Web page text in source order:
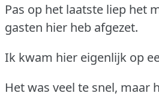
Pas op het laatste liep het
gasten hier heb afgezet.
Ik kwam hier eigenlijk op
Het was veel te snel, maar